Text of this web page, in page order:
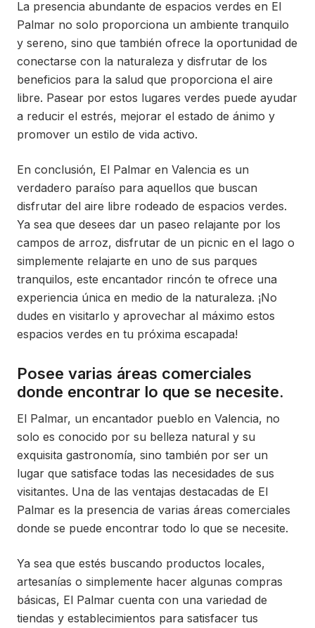
La presencia abundante de espacios verdes en El
Palmar no solo proporciona un ambiente tranquilo
y sereno, sino que también ofrece la oportunidad de
conectarse con la naturaleza y disfrutar de los
beneficios para la salud que proporciona el aire
libre. Pasear por estos lugares verdes puede ayudar
a reducir el estrés, mejorar el estado de ánimo y
promover un estilo de vida activo.
En conclusión, El Palmar en Valencia es un
verdadero paraíso para aquellos que buscan
disfrutar del aire libre rodeado de espacios verdes.
Ya sea que desees dar un paseo relajante por los
campos de arroz, disfrutar de un picnic en el lago o
simplemente relajarte en uno de sus parques
tranquilos, este encantador rincón te ofrece una
experiencia única en medio de la naturaleza. ¡No
dudes en visitarlo y aprovechar al máximo estos
espacios verdes en tu próxima escapada!
Posee varias áreas comerciales
donde encontrar lo que se necesite.
El Palmar, un encantador pueblo en Valencia, no
solo es conocido por su belleza natural y su
exquisita gastronomía, sino también por ser un
lugar que satisface todas las necesidades de sus
visitantes. Una de las ventajas destacadas de El
Palmar es la presencia de varias áreas comerciales
donde se puede encontrar todo lo que se necesite.
Ya sea que estés buscando productos locales,
artesanías o simplemente hacer algunas compras
básicas, El Palmar cuenta con una variedad de
tiendas y establecimientos para satisfacer tus